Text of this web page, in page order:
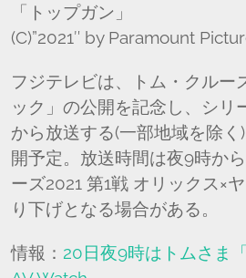
「トップガン」
(C)”2021″ by Paramount
フジテレビは、トム・クルー
ック」の公開を記念し、シリ
から放送する(一部地域を除
開予定。放送時間は夜9時か
ーズ2021 第1戦 オリックス×
り下げとなる場合がある。
情報： 20日夜9時はトムさま